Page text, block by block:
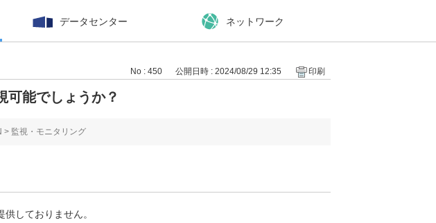
データセンター ネットワーク
No : 450 公開日時 : 2024/08/29 12:35 印刷
可能でしょうか？
> 監視・モニタリング
しておりません。